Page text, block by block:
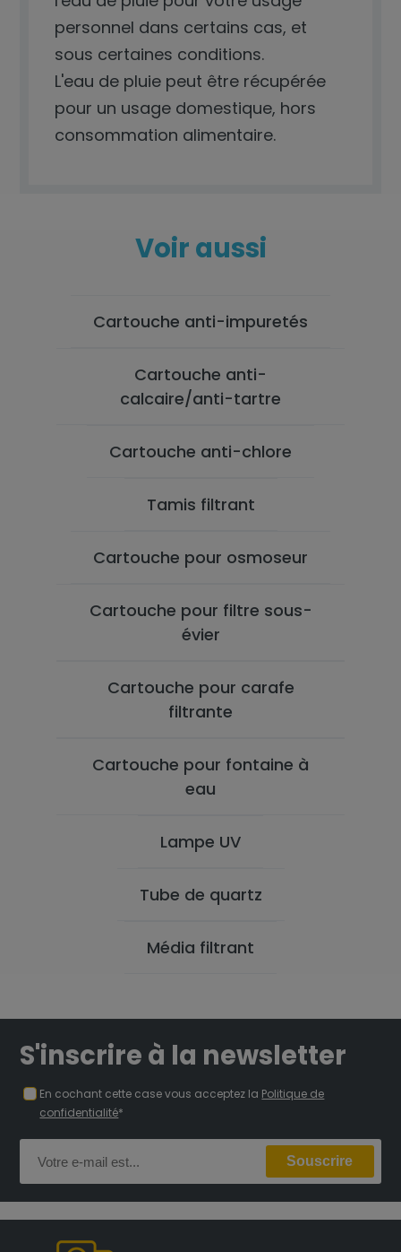
personnel dans certains cas, et
sous certaines conditions.
L'eau de pluie peut être récupérée
pour un usage domestique, hors
consommation alimentaire.
Voir aussi
Cartouche anti-impuretés
Cartouche anti-
calcaire/anti-tartre
Cartouche anti-chlore
Tamis filtrant
Cartouche pour osmoseur
Cartouche pour filtre sous-
évier
Cartouche pour carafe
filtrante
Cartouche pour fontaine à
eau
Lampe UV
Tube de quartz
Média filtrant
S'inscrire à la newsletter
En cochant cette case vous acceptez la Politique de
confidentialité*